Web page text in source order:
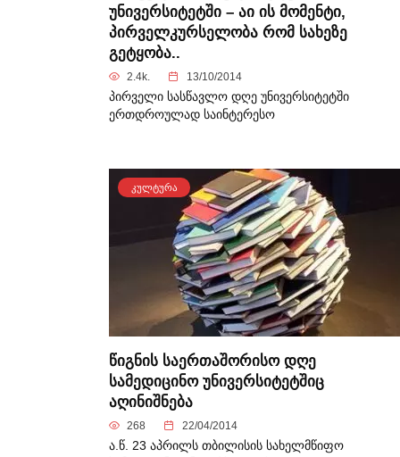
უნივერსიტეტში – აი ის მომენტი,
პირველკურსელობა რომ სახეზე
გეტყობა..
2.4k. 13/10/2014
პირველი სასწავლო დღე უნივერსიტეტში
ერთდროულად საინტერესო
ᲙᲣᲚᲢᲣᲠᲐ
წიგნის საერთაშორისო დღე
სამედიცინო უნივერსიტეტშიც
აღინიშნება
268 22/04/2014
ა.წ. 23 აპრილს თბილისის სახელმწიფო